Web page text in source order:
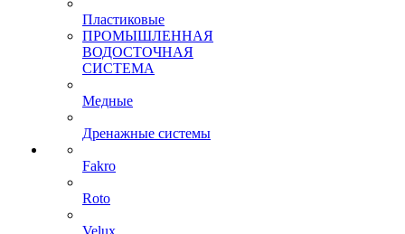
Пластиковые
ПРОМЫШЛЕННАЯ
ВОДОСТОЧНАЯ
СИСТЕМА
Медные
Дренажные системы
Fakro
Roto
Velux